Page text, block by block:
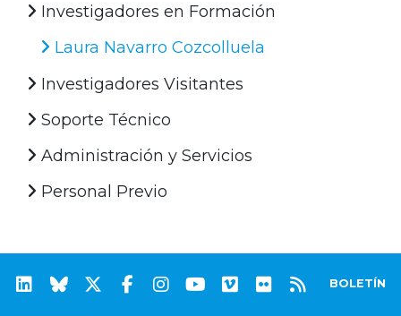
Investigadores en Formación
Laura Navarro Cozcolluela
Investigadores Visitantes
Soporte Técnico
Administración y Servicios
Personal Previo
BOLETÍN